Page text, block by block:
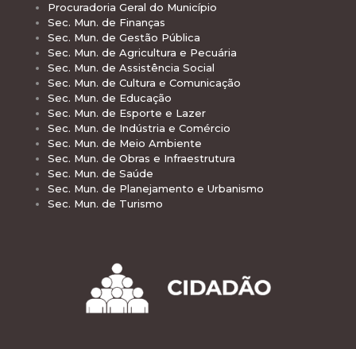
Procuradoria Geral do Município
Sec. Mun. de Finanças
Sec. Mun. de Gestão Pública
Sec. Mun. de Agricultura e Pecuária
Sec. Mun. de Assistência Social
Sec. Mun. de Cultura e Comunicação
Sec. Mun. de Educação
Sec. Mun. de Esporte e Lazer
Sec. Mun. de Indústria e Comércio
Sec. Mun. de Meio Ambiente
Sec. Mun. de Obras e Infraestrutura
Sec. Mun. de Saúde
Sec. Mun. de Planejamento e Urbanismo
Sec. Mun. de Turismo